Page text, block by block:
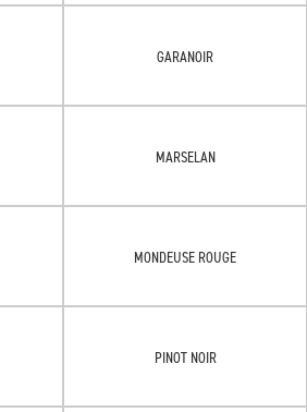
GARANOIR
MARSELAN
MONDEUSE ROUGE
PINOT NOIR